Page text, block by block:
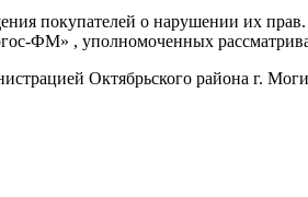
покупателей о нарушении их
ФМ» , уполномоченных
Октябрьского района г.